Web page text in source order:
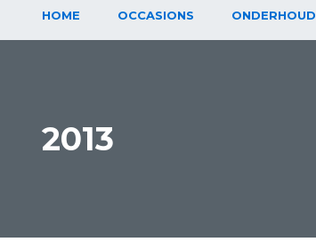
HOME OCCASIONS ONDERHOUD
2013